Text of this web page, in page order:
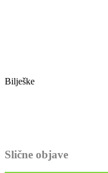
Bilješke
Slične objave